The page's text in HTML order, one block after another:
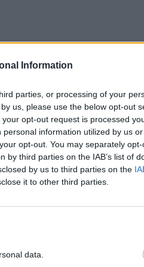
Information
parties, or processing of your
us, please use the below opt-out
opt-out request is processed
information utilized by us
opt-out. You may separately
third parties on the IAB’s list of
by us to third parties on the
it to other third parties.
data.
νέας σεζόν
βροντερό παρών στο
ο Μπιάνκο»